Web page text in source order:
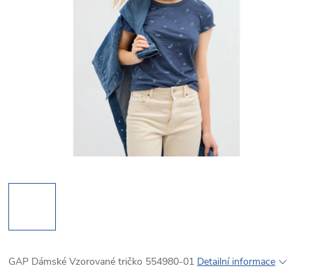
GAP Dámské Vzorované tričko 554980-01 Detailní informace